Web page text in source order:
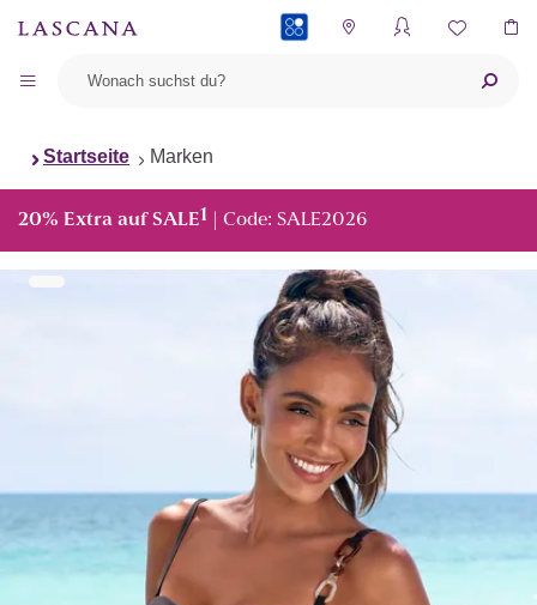
Startseite Marken
20% Extra auf SALE1 | Code: SALE2026